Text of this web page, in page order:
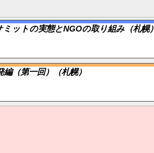
ットの実態とNGOの取り組み（札幌）
（第一回）（札幌）